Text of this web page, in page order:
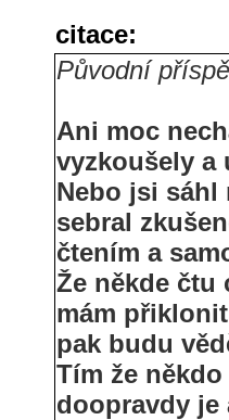
citace:
Původní
Ani moc
vyzkoušely a
Nebo jsi sáhl
sebral
čtením a
Že někde čtu
mám
pak budu
Tím že
doopravdy je